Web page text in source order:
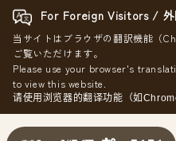
For Foreign Visitors / 外
当サイトはブラウザの翻訳機能（
ご覧いただけます。
Please use your browser's
to view this website.
请使用浏览器的翻译功能（如